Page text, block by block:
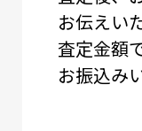
お伝えい
査定金額
お振込み